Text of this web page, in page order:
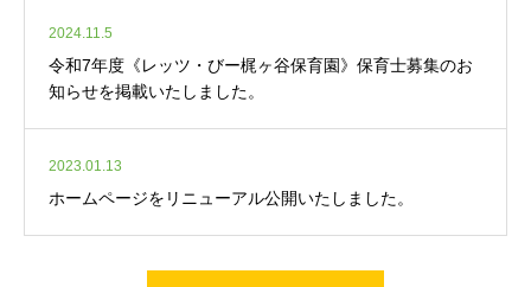
2024.11.5
令和7年度《レッツ・びー梶ヶ谷保育園》保育士募集のお
知らせを掲載いたしました。
2023.01.13
ホームページをリニューアル公開いたしました。